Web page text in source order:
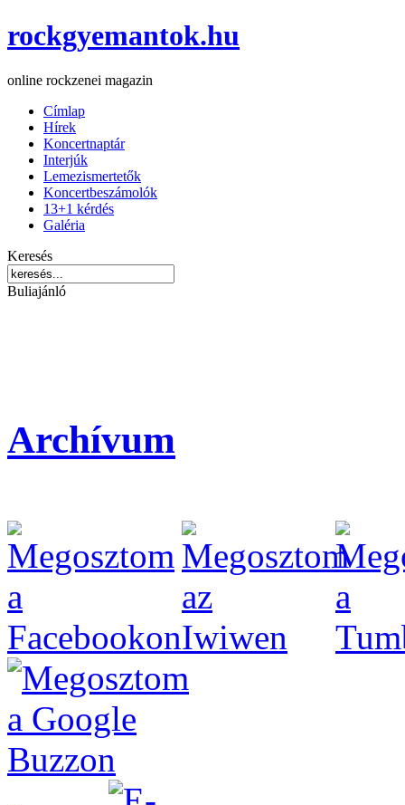
rockgyemantok.hu
online rockzenei magazin
Címlap
Hírek
Koncertnaptár
Interjúk
Lemezismertetők
Koncertbeszámolók
13+1 kérdés
Galéria
Keresés
Buliajánló
Archívum